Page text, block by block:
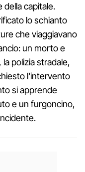
della capitale.
lo schianto
che viaggiavano
un morto e
polizia stradale,
l'intervento
si apprende
e un furgoncino,